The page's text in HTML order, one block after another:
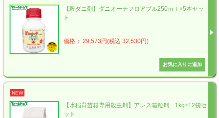
【殺ダニ剤】ダニオーテフロアブル250ｍｌ×5本セッ
ト
価格： 29,573円(税込 32,530円)
NEW
【水稲育苗箱専用殺虫剤】アレス箱粒剤 1kg×12袋セ
ット